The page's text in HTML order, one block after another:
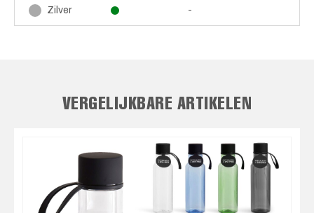
Zilver -
VERGELIJKBARE ARTIKELEN